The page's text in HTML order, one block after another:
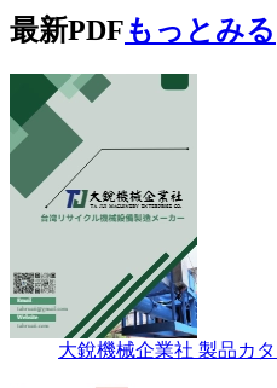
最新PDFもっとみる
大銳機械企業社 製品カ